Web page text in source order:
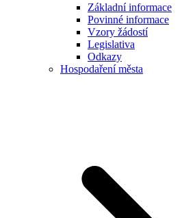
Základní informace
Povinné informace
Vzory žádostí
Legislativa
Odkazy
Hospodaření města